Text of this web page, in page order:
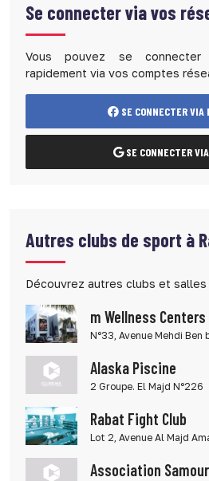
Se connecter via vos
Vous pouvez se
rapidement via vos comptes
SE CONNECTER VIA
SE CONNECTER VIA
Autres clubs de sport à
Découvrez autres clubs et
m Wellness Centers
N°33, Avenue Mehdi Ben
Alaska Piscine
2 Groupe. El Majd N°226
Rabat Fight Club
Lot 2, Avenue Al Majd
Association